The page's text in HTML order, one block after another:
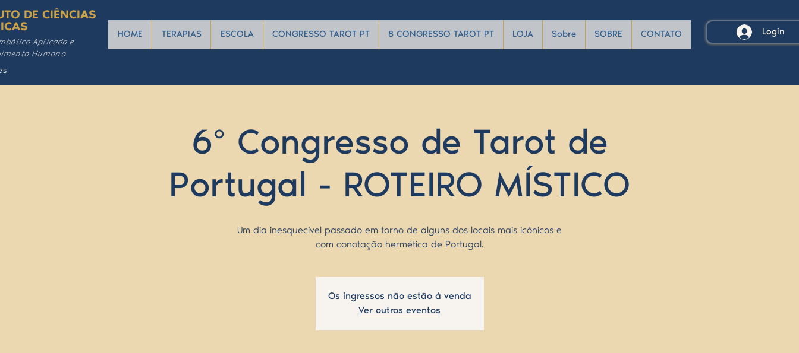
DE CIÊNCIAS
Aplicada e
Humano
HOME TERAPIAS ESCOLA CONGRESSO TAROT PT 8 CONGRESSO TAROT PT LOJA Sobre SOBRE CONTATO Login
6º Congresso de Tarot de
Portugal - ROTEIRO MÍSTICO
Um dia inesquecível passado em torno de alguns dos locais mais icônicos e
com conotação hermética de Portugal.
Os ingressos não estão à venda
Ver outros eventos